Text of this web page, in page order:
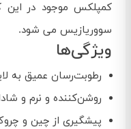
کمپلکس موجود در این
سووریازیس می شود.
ویژگی‌ها
رطوبت‌رسان عمیق به
روشن‌کننده و نرم‌ و
پیشگیری از چین و